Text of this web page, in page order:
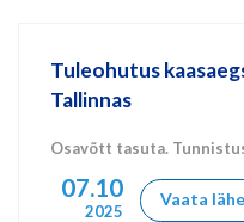
Tuleohutus
Tallinnas
Osavõtt tasuta.
07.10
2025
Vaata